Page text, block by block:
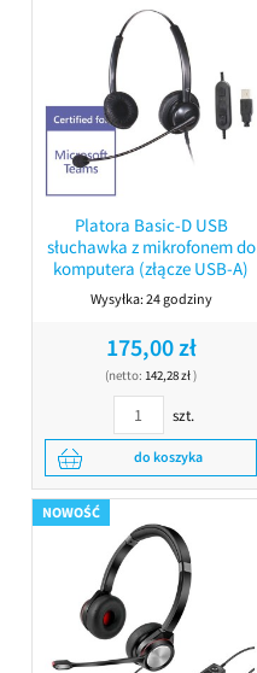
Platora Basic-D USB
słuchawka z mikrofonem do
komputera (złącze USB-A)
Wysyłka:24 godziny
175,00 zł
(netto: 142,28 zł)
szt.
do koszyka
NOWOŚĆ